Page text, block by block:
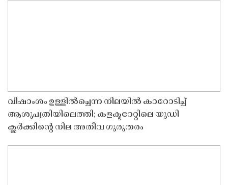
വിഷാംശം ഉള്ളിൽച്ചെന്ന നിലയിൽ കാറോടിച്ച്
ആശുപത്രിയിലെത്തി; കളക്ടറേറ്റിലെ യുഡി
ക്ലർക്കിൻ്റെ നില അതീവ ഗുരുതരം